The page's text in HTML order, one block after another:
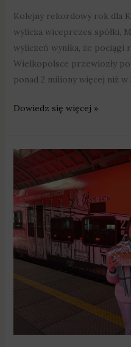
Kolejny rekordowy rok dla
wylicza wiceprezes spółki,
wyliczeń wynika, że pociągi
Wielkopolsce przewiozły
ponad 2 miliony więcej niż w
Dowiedz się więcej »
Po
Wielkopolsce
jeździ
wyjątkowy
pociąg
–
przypomina
Powstanie